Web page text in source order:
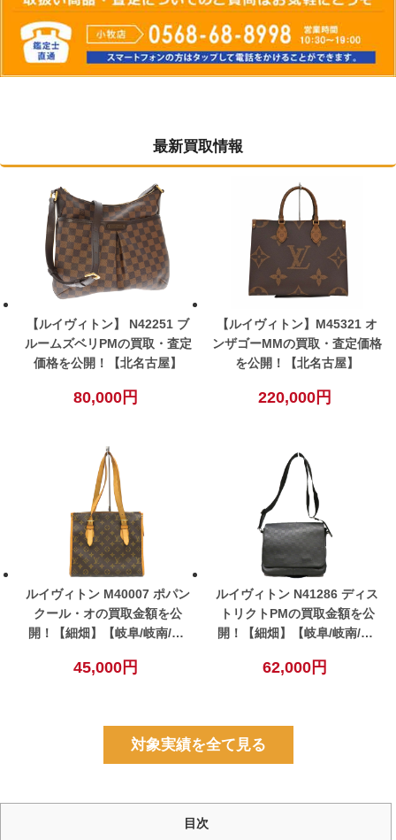
最新買取情報
【ルイヴィトン】 N42251 ブ
ルームズベリPMの買取・査定
価格を公開！【北名古屋】
80,000円
【ルイヴィトン】M45321 オ
ンザゴーMMの買取・査定価格
を公開！【北名古屋】
220,000円
ルイヴィトン M40007 ポパン
クール・オの買取金額を公
開！【細畑】【岐阜/岐南/関/
45,000円
ルイヴィトン N41286 ディス
トリクトPMの買取金額を公
開！【細畑】【岐阜/岐南/関/
62,000円
対象実績を全て見る
目次